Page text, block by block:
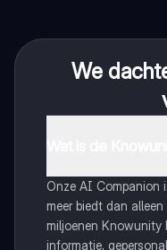
We
Onze AI Companion
meer biedt dan
miljoenen Knowunity
informatie,